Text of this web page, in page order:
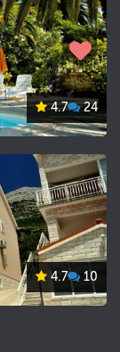
4.7 24
4.7 10